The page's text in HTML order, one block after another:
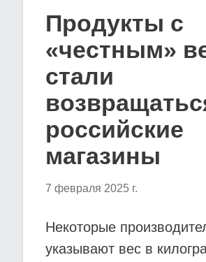
Продукты с
«честным»
стали
российские
магазины
7 февраля 2025 г.
Некоторые
указывают вес в